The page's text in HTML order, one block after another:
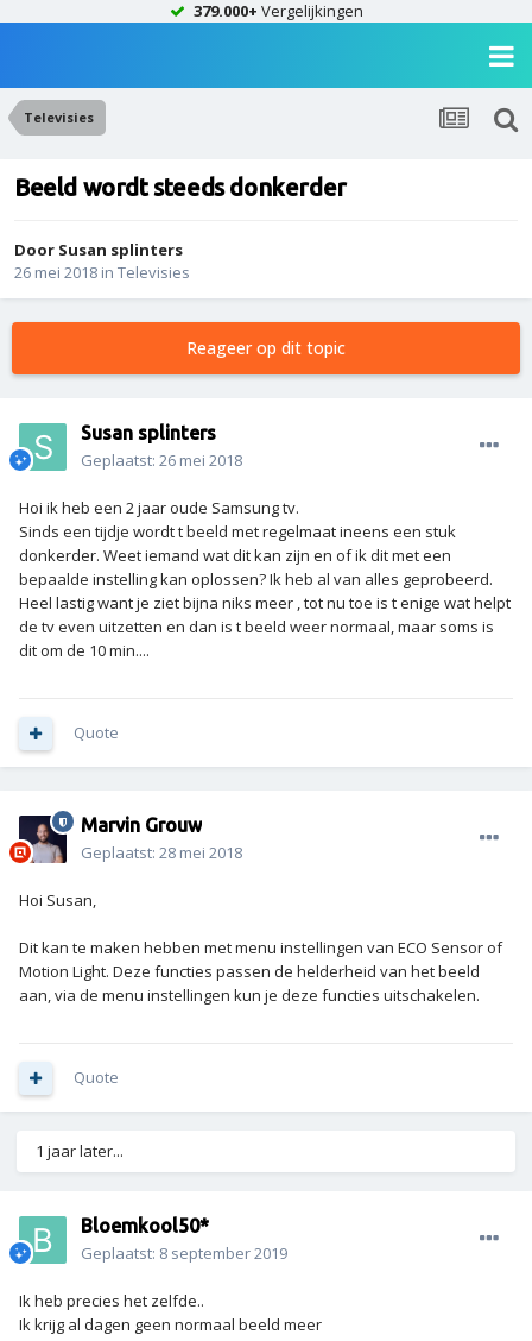
379.000+ Vergelijkingen
Televisies
Beeld wordt steeds donkerder
Door Susan splinters
26 mei 2018 in Televisies
Reageer op dit topic
Susan splinters
Geplaatst: 26 mei 2018
Hoi ik heb een 2 jaar oude Samsung tv.
Sinds een tijdje wordt t beeld met regelmaat ineens een stuk
donkerder. Weet iemand wat dit kan zijn en of ik dit met een
bepaalde instelling kan oplossen? Ik heb al van alles geprobeerd.
Heel lastig want je ziet bijna niks meer , tot nu toe is t enige wat helpt
de tv even uitzetten en dan is t beeld weer normaal, maar soms is
dit om de 10 min....
Quote
Marvin Grouw
Geplaatst: 28 mei 2018
Hoi Susan,
Dit kan te maken hebben met menu instellingen van ECO Sensor of
Motion Light. Deze functies passen de helderheid van het beeld
aan, via de menu instellingen kun je deze functies uitschakelen.
Quote
1 jaar later...
Bloemkool50*
Geplaatst: 8 september 2019
Ik heb precies het zelfde..
Ik krijg al dagen geen normaal beeld meer